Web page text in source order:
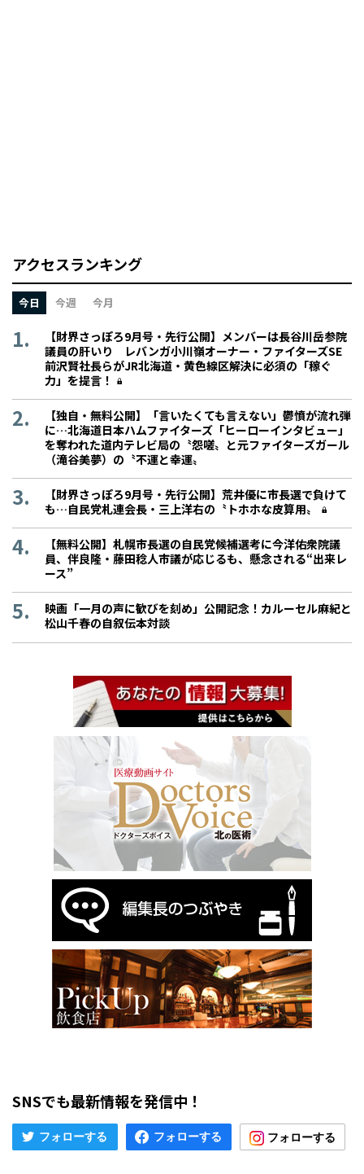
アクセスランキング
今日 今週 今月
【財界さっぽろ9月号・先行公開】メンバーは長谷川岳参院
議員の肝いり レバンガ小川嶺オーナー・ファイターズSE
前沢賢社長らがJR北海道・黄色線区解決に必須の「稼ぐ
力」を提言！
【独自・無料公開】「言いたくても言えない」鬱憤が流れ弾
に…北海道日本ハムファイターズ「ヒーローインタビュー」
を奪われた道内テレビ局の〝怨嗟〟と元ファイターズガール
（滝谷美夢）の〝不運と幸運〟
【財界さっぽろ9月号・先行公開】荒井優に市長選で負けて
も…自民党札連会長・三上洋右の〝トホホな皮算用〟
【無料公開】札幌市長選の自民党候補選考に今洋佑衆院議
員、伴良隆・藤田稔人市議が応じるも、懸念される“出来レ
ース”
映画「一月の声に歓びを刻め」公開記念！カルーセル麻紀と
松山千春の自叙伝本対談
SNSでも最新情報を発信中！